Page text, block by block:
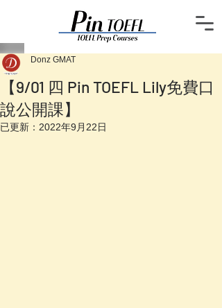
【9/01 四 Pin TOEFL Lily免費口
說公開課】
Donz GMAT
已更新： 2022年9月22日